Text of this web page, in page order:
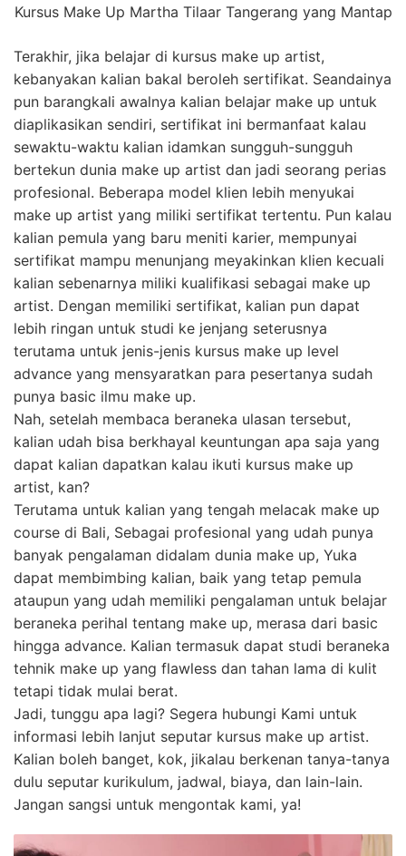
Kursus Make Up Martha Tilaar Tangerang yang Mantap
Terakhir, jika belajar di kursus make up artist,
kebanyakan kalian bakal beroleh sertifikat. Seandainya
pun barangkali awalnya kalian belajar make up untuk
diaplikasikan sendiri, sertifikat ini bermanfaat kalau
sewaktu-waktu kalian idamkan sungguh-sungguh
bertekun dunia make up artist dan jadi seorang perias
profesional. Beberapa model klien lebih menyukai
make up artist yang miliki sertifikat tertentu. Pun kalau
kalian pemula yang baru meniti karier, mempunyai
sertifikat mampu menunjang meyakinkan klien kecuali
kalian sebenarnya miliki kualifikasi sebagai make up
artist. Dengan memiliki sertifikat, kalian pun dapat
lebih ringan untuk studi ke jenjang seterusnya
terutama untuk jenis-jenis kursus make up level
advance yang mensyaratkan para pesertanya sudah
punya basic ilmu make up.
Nah, setelah membaca beraneka ulasan tersebut,
kalian udah bisa berkhayal keuntungan apa saja yang
dapat kalian dapatkan kalau ikuti kursus make up
artist, kan?
Terutama untuk kalian yang tengah melacak make up
course di Bali, Sebagai profesional yang udah punya
banyak pengalaman didalam dunia make up, Yuka
dapat membimbing kalian, baik yang tetap pemula
ataupun yang udah memiliki pengalaman untuk belajar
beraneka perihal tentang make up, merasa dari basic
hingga advance. Kalian termasuk dapat studi beraneka
tehnik make up yang flawless dan tahan lama di kulit
tetapi tidak mulai berat.
Jadi, tunggu apa lagi? Segera hubungi Kami untuk
informasi lebih lanjut seputar kursus make up artist.
Kalian boleh banget, kok, jikalau berkenan tanya-tanya
dulu seputar kurikulum, jadwal, biaya, dan lain-lain.
Jangan sangsi untuk mengontak kami, ya!